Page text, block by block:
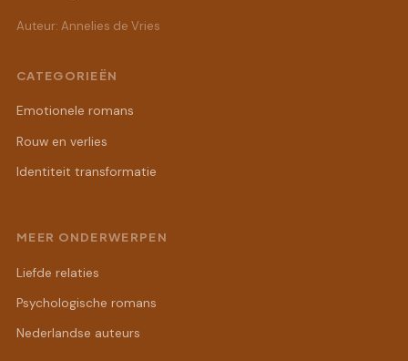
Auteur: Annelies de Vries
CATEGORIEËN
Emotionele romans
Rouw en verlies
Identiteit transformatie
MEER ONDERWERPEN
Liefde relaties
Psychologische romans
Nederlandse auteurs